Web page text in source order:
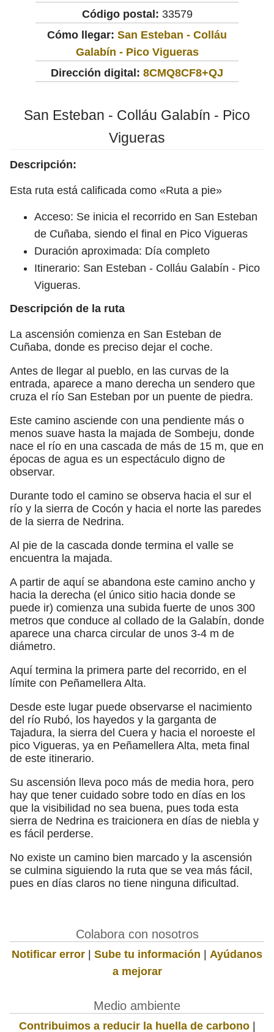
Código postal: 33579
Cómo llegar: San Esteban - Colláu
Galabín - Pico Vigueras
Dirección digital: 8CMQ8CF8+QJ
San Esteban - Colláu Galabín - Pico
Vigueras
Descripción:
Esta ruta está calificada como «Ruta a pie»
Acceso: Se inicia el recorrido en San Esteban
de Cuñaba, siendo el final en Pico Vigueras
Duración aproximada: Día completo
Itinerario: San Esteban - Colláu Galabín - Pico
Vigueras.
Descripción de la ruta
La ascensión comienza en San Esteban de
Cuñaba, donde es preciso dejar el coche.
Antes de llegar al pueblo, en las curvas de la
entrada, aparece a mano derecha un sendero que
cruza el río San Esteban por un puente de piedra.
Este camino asciende con una pendiente más o
menos suave hasta la majada de Sombeju, donde
nace el río en una cascada de más de 15 m, que en
épocas de agua es un espectáculo digno de
observar.
Durante todo el camino se observa hacia el sur el
río y la sierra de Cocón y hacia el norte las paredes
de la sierra de Nedrina.
Al pie de la cascada donde termina el valle se
encuentra la majada.
A partir de aquí se abandona este camino ancho y
hacia la derecha (el único sitio hacia donde se
puede ir) comienza una subida fuerte de unos 300
metros que conduce al collado de la Galabín, donde
aparece una charca circular de unos 3-4 m de
diámetro.
Aquí termina la primera parte del recorrido, en el
límite con Peñamellera Alta.
Desde este lugar puede observarse el nacimiento
del río Rubó, los hayedos y la garganta de
Tajadura, la sierra del Cuera y hacia el noroeste el
pico Vigueras, ya en Peñamellera Alta, meta final
de este itinerario.
Su ascensión lleva poco más de media hora, pero
hay que tener cuidado sobre todo en días en los
que la visibilidad no sea buena, pues toda esta
sierra de Nedrina es traicionera en días de niebla y
es fácil perderse.
No existe un camino bien marcado y la ascensión
se culmina siguiendo la ruta que se vea más fácil,
pues en días claros no tiene ninguna dificultad.
Colabora con nosotros
Notificar error | Sube tu información | Ayúdanos
a mejorar
Medio ambiente
Contribuimos a reducir la huella de carbono|